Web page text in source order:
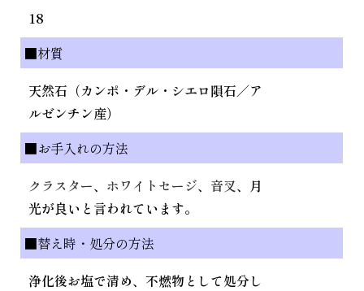
18
■材質
天然石（カンポ・デル・シエロ隕石／ア
ルゼンチン産）
■お手入れの方法
クラスター、 ホワイトセージ、 音叉、月
光が良いと言われています。
■替え時・処分の方法
浄化後お塩で清め、不燃物として処分し